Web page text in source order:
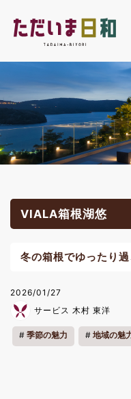
VIALA箱根湖悠
冬の箱根でゆったり
2026/01/27
サービス 木村 東洋
季節の魅力 地域の魅